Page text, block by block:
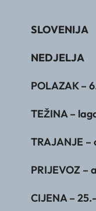
SLOVENIJA
NEDJELJA
POLAZAK –
TEŽINA –
TRAJANJE –
PRIJEVOZ –
CIJENA –